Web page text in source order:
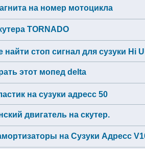
на номер мотоцикла
TORNADO
найти стоп сигнал для сузуки Hi
этот мопед delta
на сузуки адресс 50
двигатель на скутер.
на Сузуки Адресс